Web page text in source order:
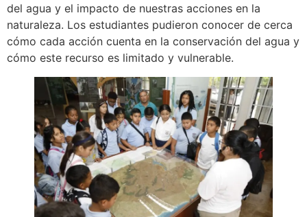
del agua y el impacto de nuestras acciones en la
naturaleza. Los estudiantes pudieron conocer de cerca
cómo cada acción cuenta en la conservación del agua y
cómo este recurso es limitado y vulnerable.